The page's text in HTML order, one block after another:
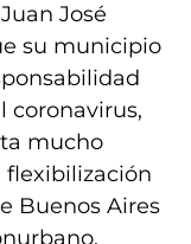
José
su municipio
coronavirus,
mucho
flexibilización
Buenos Aires